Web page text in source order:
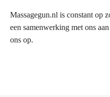
Massagegun.nl is constant op
een samenwerking met ons
ons op.